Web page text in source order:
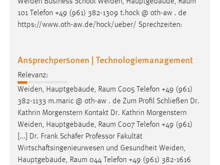
101 Telefon +49 (961) 382-1309 t.hock @ oth-aw . de
https://www.oth-aw.de/hock/ueber/ Sprechzeiten:
Ansprechpersonen | Technologiemanagement
Relevanz:
Weiden, Hauptgebäude, Raum C005 Telefon +49 (961)
382-1133 m.maric @ oth-aw . de Zum Profil Schließen Dr.
Kathrin Morgenstern Kontakt Dr. Kathrin Morgenstern
Weiden, Hauptgebäude, Raum C007 Telefon +49 (961)
[...] Dr. Frank Schäfer Professor Fakultät
Wirtschaftsingenieurwesen und Gesundheit Weiden,
Hauptgebäude, Raum 044 Telefon +49 (961) 382-1616
Conversion-Tracking
Cookie Laufzeit:
Facebook Pixel
Name:
Anbieter:
Facebook
Zweck:
Conversion-Tracking